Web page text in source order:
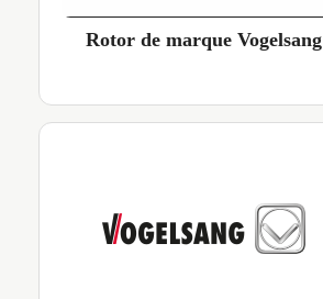
Rotor de marque Vogelsang